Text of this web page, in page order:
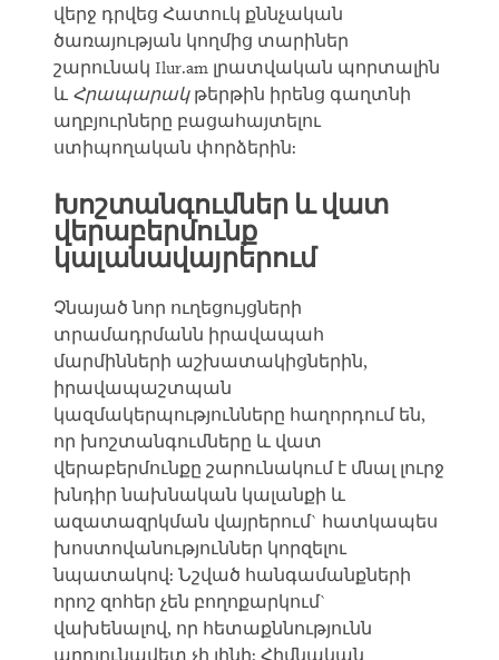
վերջ դրվեց Հատուկ քննչական
ծառայության կողմից տարիներ
շարունակ Ilur.am լրատվական պորտալին
և Հրապարակթերթին իրենց գաղտնի
աղբյուրները բացահայտելու
ստիպողական փորձերին:
Խոշտանգումներ և վատ
վերաբերմունք
կալանավայրերում
Չնայած նոր ուղեցույցների
տրամադրմանն իրավապահ
մարմինների աշխատակիցներին,
իրավապաշտպան
կազմակերպությունները հաղորդում են,
որ խոշտանգումները և վատ
վերաբերմունքը շարունակում է մնալ լուրջ
խնդիր նախնական կալանքի և
ազատազրկման վայրերում` հատկապես
խոստովանություններ կորզելու
նպատակով: Նշված հանգամանքների
որոշ զոհեր չեն բողոքարկում`
վախենալով, որ հետաքննությունն